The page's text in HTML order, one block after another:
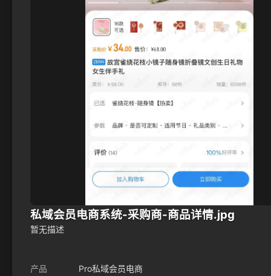
私域会员电商系统-采购商-商品详情.jpg
暂无描述
产品 Pro私域会员电商